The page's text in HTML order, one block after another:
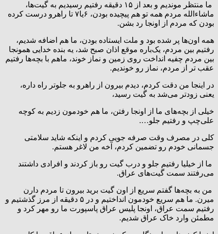
ما منتظر موندیم و بعد از ۱۵ دقیقه رفتیم رسیدیم به گیت‌ها،
ماشاءالله مردم همه تو هم پیچیده بودن، ۶یا۷ تا راهرو درست کرده
بودن که مردم از اونجا رد بشن.
همه اون‌ها پر شده بود و ملت ایستاده بودن، ما هم اضافه شدیم،
رفتیم بین مردم، یک‌باره موقع اذان صبح شد، یه بنده خدایی همونجا
بین مردم چفیه انداخت روی زمین و نماز خوند، ماهم با بچه‌ها رفتیم
عقب تر از مردم، نماز رو خوندیم.
در اینجا من دقت کردم، دیدم بیرون از راهرو به جلوتر راه داره،
یعنی زودتر می‌شد به گیت رسید،
خیلی از بچه‌های ما از اونجا رفتن، ما هم خودمون زدیم به کوچه
علی‌چپ و رفتیم جلو….
کلی در مصرف وقت صرفه جویی کردم و اینکه شاید سلامتی
جسمانی خودم رو تضمین کردم، آخه من لاغر هستم.
ما از خیلیا رفتیم جلو و درب گیت رو باز کردند و افرادی داشتند
می‌رفتند سمت گیت‌های عراق.
من به بچه‌ها گفتم سریع از اون گیت برید بیرون تا مردم دارن
میرن. ما هم سریع خودمون انداختیم و در ۵ دقیقه از مرز گذشتیم و
رفتیم سمت عراق، اونجا پلیس عراق پاسپورت ما رو مهر کرد و
مطمئن وارد خاک عراق شدیم.